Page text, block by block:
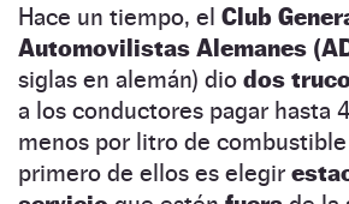
Hace un tiempo, el Club
Automovilistas Alemanes
siglas en alemán) dio dos
a los conductores pagar hasta
menos por litro de
primero de ellos es elegir